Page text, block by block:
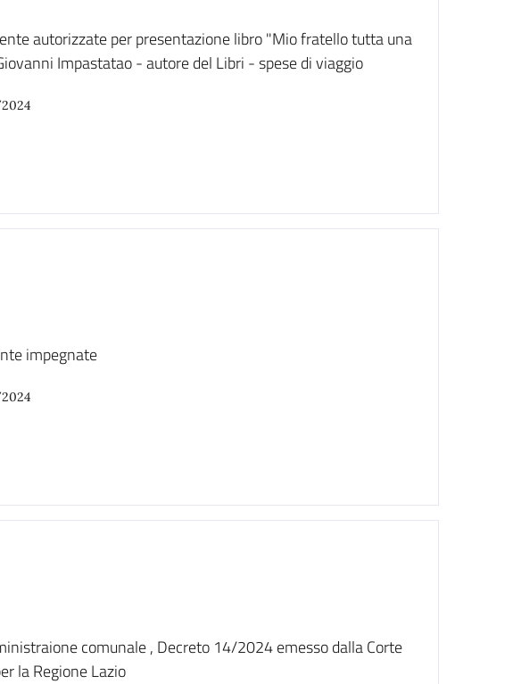
autorizzate per presentazione libro "Mio fratello tutta una
Impastatao - autore del Libri - spese di viaggio
impegnate
comunale , Decreto 14/2024 emesso dalla Corte
la Regione Lazio